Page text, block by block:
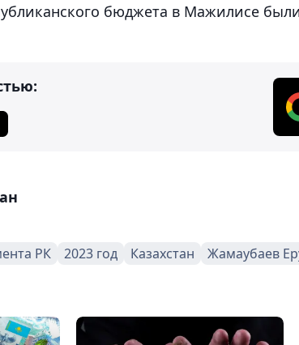
бюджета в Мажилисе были
РК 2023 год Казахстан Жамаубаев